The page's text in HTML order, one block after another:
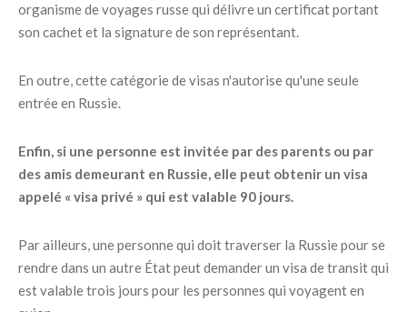
organisme de voyages russe qui délivre un certificat portant
son cachet et la signature de son représentant.
En outre, cette catégorie de visas n'autorise qu'une seule
entrée en Russie.
Enfin, si une personne est invitée par des parents ou par
des amis demeurant en Russie, elle peut obtenir un visa
appelé « visa privé » qui est valable 90 jours.
Par ailleurs, une personne qui doit traverser la Russie pour se
rendre dans un autre État peut demander un visa de transit qui
est valable trois jours pour les personnes qui voyagent en